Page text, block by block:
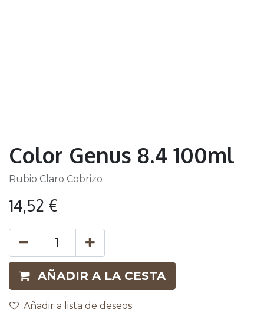
Color Genus 8.4 100ml
Rubio Claro Cobrizo
14,52 €
AÑADIR A LA CESTA
Añadir a lista de deseos